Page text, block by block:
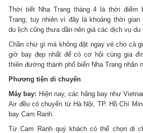
Thời tiết Nha Trang tháng 4 là thời điểm
Trang, tuy nhiên vì đây là khoảng thời
du lịch cũng thưa dần nên giá các dịch vụ du
Chần chừ gì mà không đặt ngay vé cho cả
giờ bay đẹp nhất để có cơ hội cùng gia
thiên đường thành phố biển Nha Trang nhân
Phương tiện di chuyển
Máy bay: Hiện nay, các hãng bay như
Air đều có chuyến từ Hà Nội, TP. Hồ Chí
bay Cam Ranh.
Từ Cam Ranh quý khách có thể chọn di